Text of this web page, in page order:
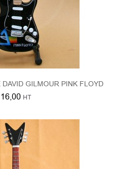
DAVID GILMOUR PINK FLOYD
16,00 HT